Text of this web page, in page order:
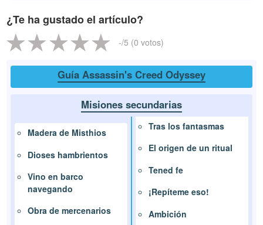
¿Te ha gustado el artículo?
-/5 (0 votos)
Guía Assassin's Creed Odyssey
Misiones secundarias
Madera de Misthios
Dioses hambrientos
Vino en barco
navegando
Obra de mercenarios
Tras los fantasmas
El origen de un ritual
Tened fe
¡Repíteme eso!
Ambición